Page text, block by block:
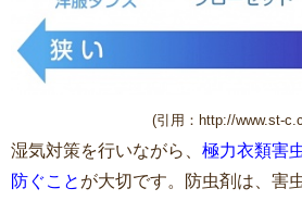
(引用：http://www.st-
湿気対策を行いながら、 極力衣類害
防ぐこと が大切です。防虫剤は、害